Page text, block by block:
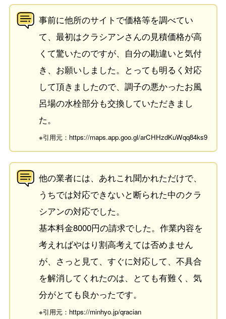
事前に他所のサイトで価格等を調べてい
て、最初はクラシアンさんの見積価格が高
くて驚いたのですが、自分の勘違いと気付
き、お願いしました。とっても明るく対応
して頂きましたので、調子の悪かったお風
呂場の水栓部分も交換していただきまし
た。
※引用元：https://maps.app.goo.gl/arCHHzdKuWqq84ks9
他の業者には、あれこれ聞かれただけで、
うちでは対応できないと断られた中のクラ
シアンの対応でした。
基本料金8000円の請求でした。作業内容を
考えればやはり割高考えては否めません
が、さっと見て、すぐに対応して、不具合
を解消してくれたのは、とても有難く、気
分がとても良かったです。
※引用元：https://minhyo.jp/qracian